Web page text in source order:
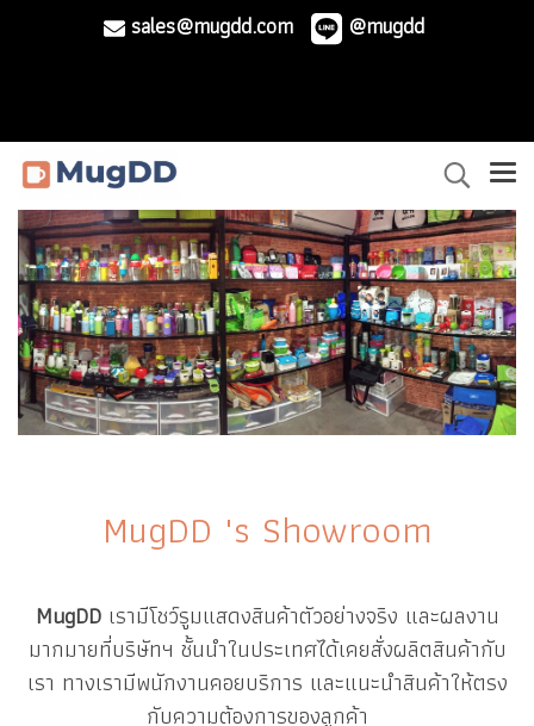
sales@mugdd.com @mugdd
MugDD 's Showroom
MugDDเรามีโชว์รูมแสดงสินค้าตัวอย่างจริง และผลงาน
มากมายที่บริษัทฯ ชั้นนำในประเทศได้เคยสั่งผลิตสินค้ากับ
เรา ทางเรามีพนักงานคอยบริการ และแนะนำสินค้าให้ตรง
กับความต้องการของลูกค้า